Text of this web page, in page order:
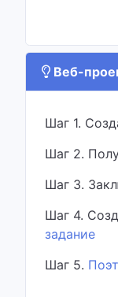
Веб-
Шаг 1.
Шаг 2.
Шаг 3.
Шаг 4.
задание
Шаг 5.